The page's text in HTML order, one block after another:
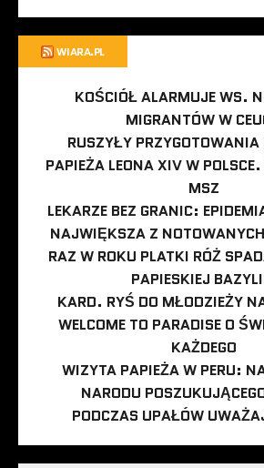
WIARA.PL
KOŚCIÓŁ ALARMUJE WS.
MIGRANTÓW W
RUSZYŁY
PAPIEŻA LEONA XIV W
MSZ
LEKARZE BEZ GRANIC:
NAJWIĘKSZA Z
RAZ W ROKU PLATKI RÓŻ
PAPIESKIEJ
KARD. RYŚ DO MŁODZIEŻY
WELCOME TO PARADISE O
KAŻDEGO
WIZYTA PAPIEŻA W PERU:
NARODU
PODCZAS UPAŁÓW